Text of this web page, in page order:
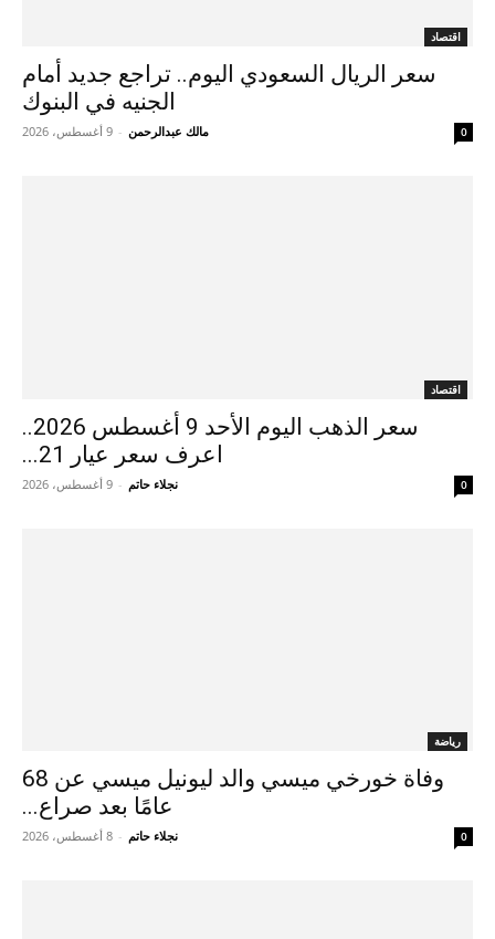
اقتصاد
سعر الريال السعودي اليوم.. تراجع جديد أمام
الجنيه في البنوك
مالك عبدالرحمن - 9 أغسطس، 2026 0
اقتصاد
سعر الذهب اليوم الأحد 9 أغسطس 2026..
اعرف سعر عيار 21...
نجلاء حاتم - 9 أغسطس، 2026 0
رياضة
وفاة خورخي ميسي والد ليونيل ميسي عن 68
عامًا بعد صراع...
نجلاء حاتم - 8 أغسطس، 2026 0